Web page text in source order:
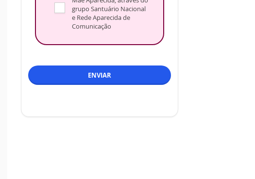
grupo Santuário Nacional
e Rede Aparecida de
Comunicação
ENVIAR